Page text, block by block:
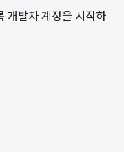
개발자 계정을 시작하